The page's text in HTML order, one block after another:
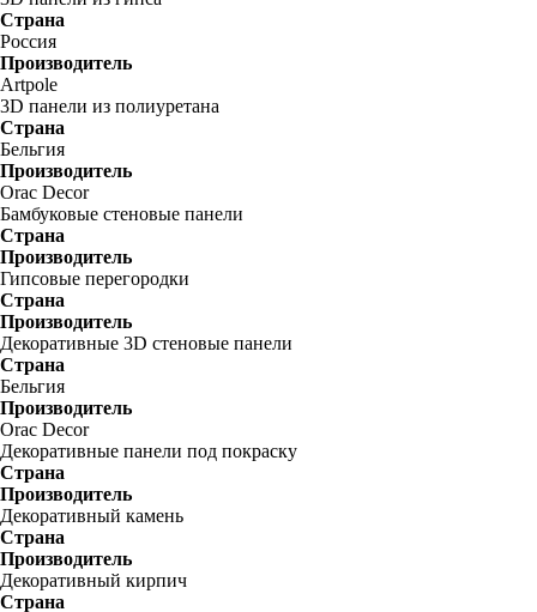
Страна
Россия
Производитель
Artpole
3D панели из полиуретана
Страна
Бельгия
Производитель
Orac Decor
Бамбуковые стеновые панели
Страна
Производитель
Гипсовые перегородки
Страна
Производитель
Декоративные 3D стеновые панели
Страна
Бельгия
Производитель
Orac Decor
Декоративные панели под покраску
Страна
Производитель
Декоративный камень
Страна
Производитель
Декоративный кирпич
Страна